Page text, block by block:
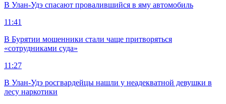
В Улан-Удэ спасают провалившийся в яму автомобиль
11:41
В Бурятии мошенники стали чаще притворяться
«сотрудниками суда»
11:27
В Улан-Удэ росгвардейцы нашли у неадекватной девушки в
лесу наркотики